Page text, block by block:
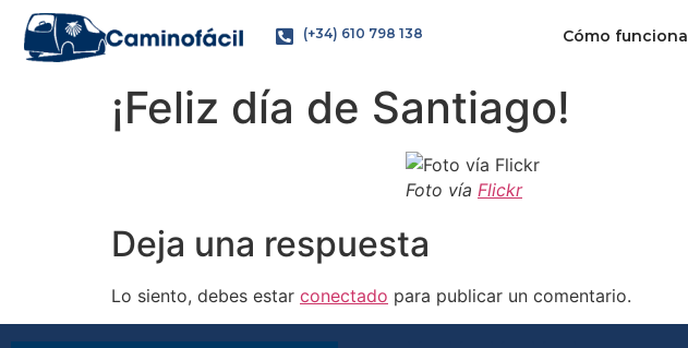
(+34) 610 798 138 Cómo funciona
¡Feliz día de Santiago!
Foto vía Flickr
Deja una respuesta
Lo siento, debes estar conectado para publicar un comentario.